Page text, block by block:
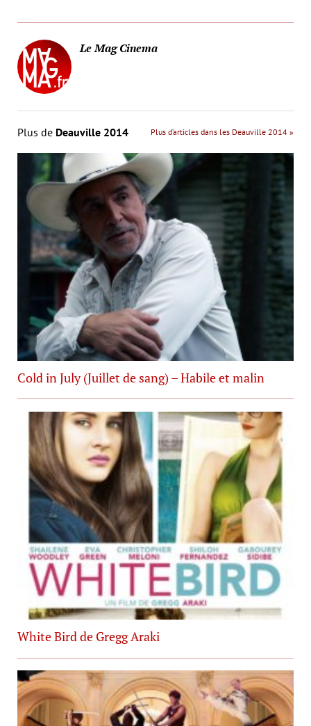
Le Mag Cinema
Plus de Deauville 2014 Plus d’articles dans les Deauville 2014 »
Cold in July (Juillet de sang) – Habile et malin
White Bird de Gregg Araki